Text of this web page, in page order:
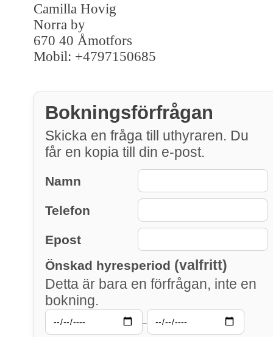
Camilla Hovig
Norra by
670 40 Åmotfors
Mobil: +4797150685
Bokningsförfrågan
Skicka en fråga till uthyraren. Du
får en kopia till din e-post.
Namn
Telefon
Epost
Önskad hyresperiod (valfritt)
Detta är bara en förfrågan, inte en
bokning.
–